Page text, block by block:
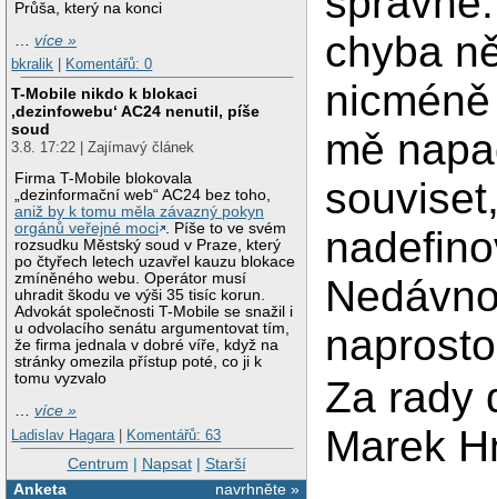
Průša, který na konci
…více »
bkralik
Komentářů: 0
T-Mobile nikdo k blokaci
‚dezinfowebu‘ AC24 nenutil, píše
soud
3.8. 17:22 | Zajímavý článek
Firma T-Mobile blokovala
„dezinformační web“ AC24 bez toho,
aniž by k tomu měla závazný pokyn
orgánů veřejné moci . Píše to ve svém
rozsudku Městský soud v Praze, který
po čtyřech letech uzavřel kauzu blokace
zmíněného webu. Operátor musí
uhradit škodu ve výši 35 tisíc korun.
Advokát společnosti T-Mobile se snažil i
u odvolacího senátu argumentovat tím,
že firma jednala v dobré víře, když na
stránky omezila přístup poté, co ji k
tomu vyzvalo
…více »
Ladislav Hagara | Komentářů: 63
Centrum | Napsat| Starší
navrhněte »
Anketa
chyba
mě
Za rady
Marek